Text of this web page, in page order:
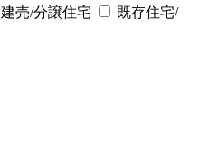
建売/分譲住宅
既存住宅/